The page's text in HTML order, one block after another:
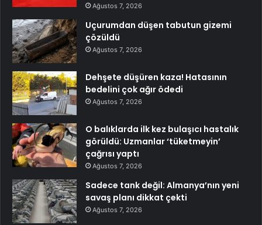
Ağustos 7, 2026
Uçurumdan düşen tabutun gizemi
çözüldü
Ağustos 7, 2026
Dehşete düşüren kaza! Hatasının
bedelini çok ağır ödedi
Ağustos 7, 2026
O balıklarda ilk kez bulaşıcı hastalık
görüldü: Uzmanlar ‘tüketmeyin’
çağrısı yaptı
Ağustos 7, 2026
Sadece tank değil: Almanya’nın yeni
savaş planı dikkat çekti
Ağustos 7, 2026